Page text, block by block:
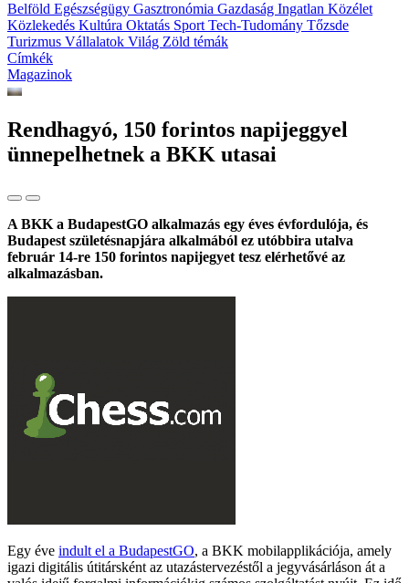
Belföld Egészségügy Gasztronómia Gazdaság Ingatlan Közélet
Közlekedés Kultúra Oktatás Sport Tech-Tudomány Tőzsde
Turizmus Vállalatok Világ Zöld témák
Címkék
Magazinok
Rendhagyó, 150 forintos napijeggyel
ünnepelhetnek a BKK utasai
A BKK a BudapestGO alkalmazás egy éves évfordulója, és
Budapest születésnapjára alkalmából ez utóbbira utalva
február 14-re 150 forintos napijegyet tesz elérhetővé az
alkalmazásban.
Egy éve indult el a BudapestGO, a BKK mobilapplikációja, amely
igazi digitális útitársként az utazástervezéstől a jegyvásárláson át a